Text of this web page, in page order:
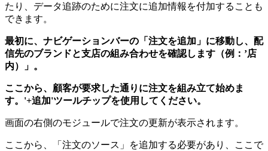
たり、データ追跡のために注文に追加情報を付加することも
できます。
最初に、ナビゲーションバーの「注文を追加」に移動し、配
信先のブランドと支店の組み合わせを確認します（例：’店
内）」。
ここから、顧客が要求した通りに注文を組み立て始めま
す。'+追加'ツールチップを使用してください。
画面の右側のモジュールで注文の更新が表示されます。
ここから、「注文のソース」を追加する必要があり、ここで